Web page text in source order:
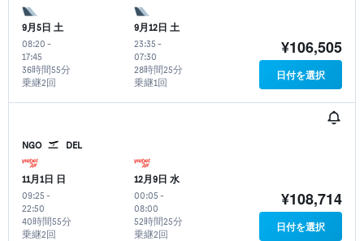
9月5日 土
08:20 -
17:45
乗継2回
36時間55分
9月12日 土
23:35 -
07:30
乗継1回
28時間25分
¥106,505
日付を選択
NGO DEL
11月1日 日
09:25 -
22:50
乗継2回
40時間55分
12月9日 水
00:05 -
08:00
乗継2回
52時間25分
¥108,714
日付を選択